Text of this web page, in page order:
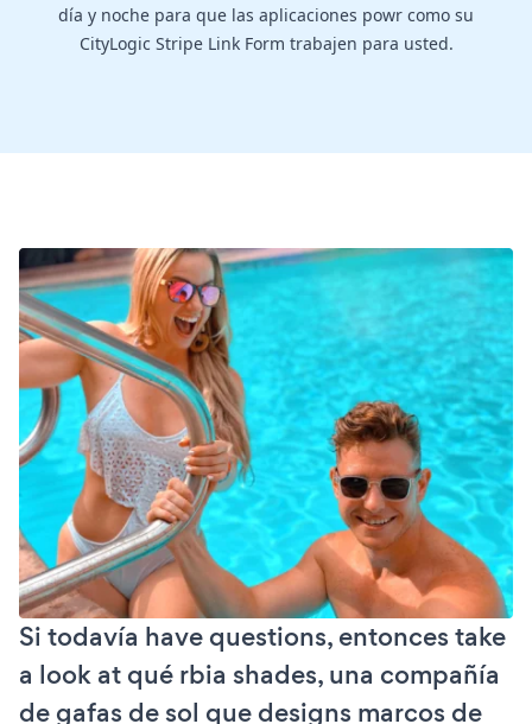
día y noche para que las aplicaciones powr como su
CityLogic Stripe Link Form trabajen para usted.
Si todavía have questions, entonces take
a look at qué rbia shades, una compañía
de gafas de sol que designs marcos de